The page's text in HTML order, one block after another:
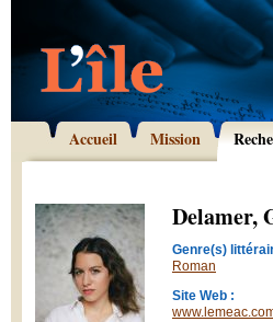
Accueil Mission
Delamer,
Genre(s)
Roman
Site Web :